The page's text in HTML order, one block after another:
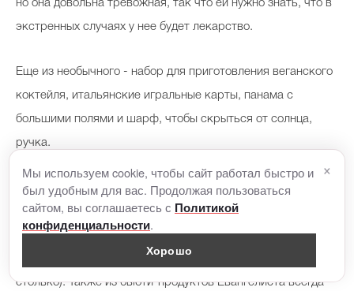
но она довольна тревожная, так что ей нужно знать, что в
экстренных случаях у нее будет лекарство.
Еще из необычного - набор для приготовления веганского
коктейля, итальянские игральные карты, панама с
большими полями и шарф, чтобы скрыться от солнца,
ручка.
Интересной оказалась и ее косметичка. Линда хранит в
ней любимые средства Pat McGrath - румяна, карандаши и
блеск для губ, а также сразу несколько разноцветных
лаков для ногтей (причем она не объяснила, зачем ей
столько). Также из бьюти-продуктов Евангелиста всегда
Мы используем cookie, чтобы сайт работал быстро и
был удобным для вас. Продолжая пользоваться
сайтом, вы соглашаетесь с Политикой
конфиденциальности.
Хорошо
×